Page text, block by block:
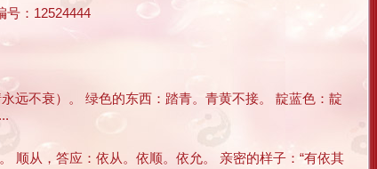
号：12524444
远不衰）。 绿色的东西：踏青。青黄不接。 靛蓝色：靛
顺从，答应：依从。依顺。依允。 亲密的样子：“有依其